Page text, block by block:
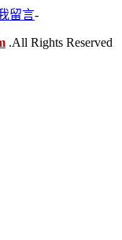
留言-
.All Rights Reserved